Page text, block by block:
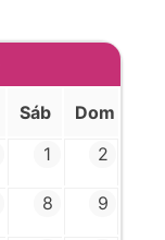
Sáb
Dom
1 2
8 9